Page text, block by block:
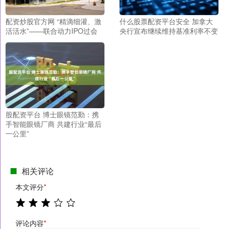
配资炒股官方网 “精滴细灌、激
活活水”——联合动力IPO过会
什么股票配资平台安全 加拿大
央行宣布继续维持基准利率不变
股配资平台 博士眼镜范勤：携
手智能眼镜厂商 共建行业“最后
一公里”
相关评论
本文评分*
评论内容*